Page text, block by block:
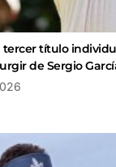
título
de Sergio